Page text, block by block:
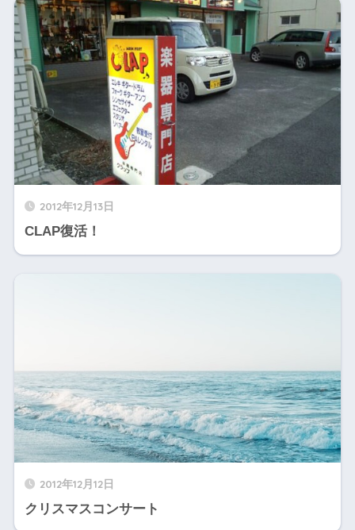
2012年12月13日
CLAP復活！
2012年12月12日
クリスマスコンサート